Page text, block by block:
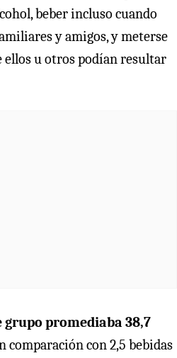
beber incluso cuando
y amigos, y meterse
ellos u otros podían resultar
grupo promediaba 38,7
comparación con 2,5 bebidas